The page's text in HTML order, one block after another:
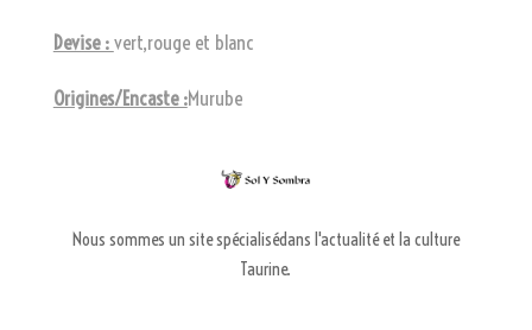
Devise :vert,rouge et blanc
Origines/Encaste :Murube
Nous sommes un site spécialisédans l'actualité et la culture
Taurine.